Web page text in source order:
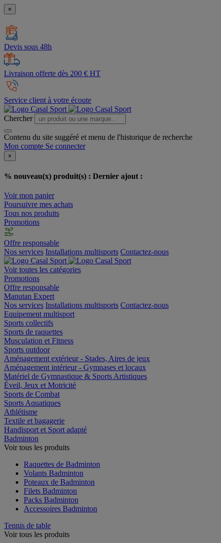
×
Devis sous 48h
Livraison offerte dès 200 € HT
Service client à votre écoute
Chercher
Contenu du site suggéré et menu de l'historique de recherche
Mon compte Se connecter
×
% nouveau(x) produit(s) : Dernier ajout :
Voir mon panier
Poursuivre mes achats
Tous nos produits
Promotions
Offre responsable
Nos services Installations multisports Contactez-nous
Voir toutes les catégories
Promotions
Offre responsable
Manutan Expert
Nos services Installations multisports Contactez-nous
Equipement multisport
Sports collectifs
Sports de raquettes
Musculation et Fitness
Sports outdoor
Aménagement extérieur - Stades, Aires de jeux
Aménagement intérieur - Gymnases et locaux
Matériel de Gymnastique & Sports Artistiques
Éveil, Jeux et Motricité
Sports de Combat
Sports Aquatiques
Athlétisme
Textile et bagagerie
Handisport et Sport adapté
Badminton
Voir tous les produits
Raquettes de Badminton
Volants Badminton
Poteaux de Badminton
Filets Badminton
Packs Badminton
Accessoires Badminton
Tennis de table
Voir tous les produits